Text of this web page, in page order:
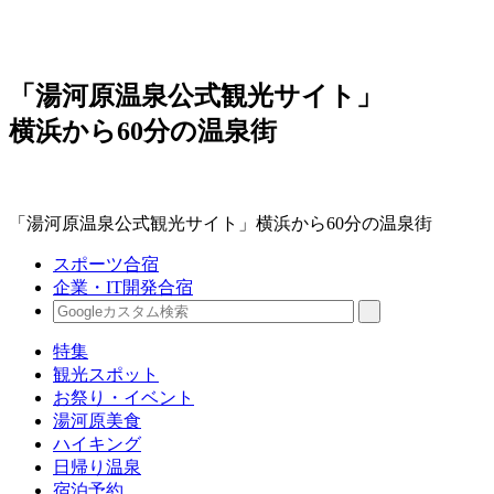
「湯河原温泉公式観光サイト」
横浜から60分の温泉街
「湯河原温泉公式観光サイト」横浜から60分の温泉街
スポーツ合宿
企業・IT開発合宿
特集
観光スポット
お祭り・イベント
湯河原美食
ハイキング
日帰り温泉
宿泊予約